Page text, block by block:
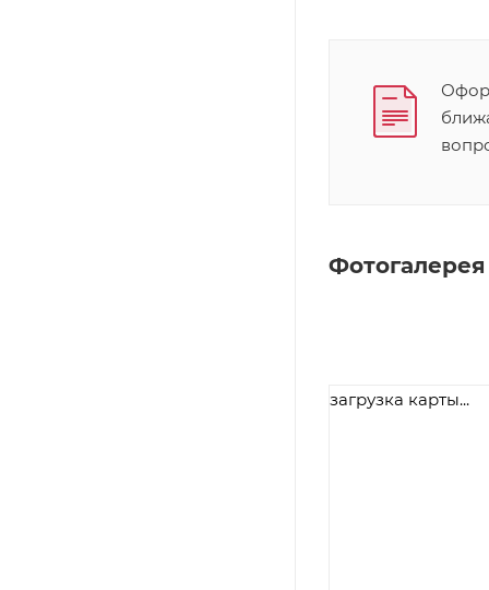
Фотогалерея
загрузка карты...